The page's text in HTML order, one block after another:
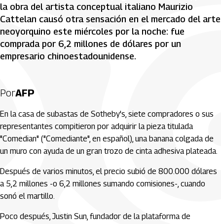
la obra del artista conceptual italiano Maurizio
Cattelan causó otra sensación en el mercado del arte
neoyorquino este miércoles por la noche: fue
comprada por 6,2 millones de dólares por un
empresario chinoestadounidense.
PorAFP
En la casa de subastas de Sotheby's, siete compradores o sus
representantes compitieron por adquirir la pieza titulada
"Comedian" ("Comediante", en español), una banana colgada de
un muro con ayuda de un gran trozo de cinta adhesiva plateada.
Después de varios minutos, el precio subió de 800.000 dólares
a 5,2 millones -o 6,2 millones sumando comisiones-, cuando
sonó el martillo.
Poco después, Justin Sun, fundador de la plataforma de